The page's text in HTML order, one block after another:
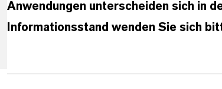
Anwendungen unterscheiden sich in
Informationsstand wenden Sie sich